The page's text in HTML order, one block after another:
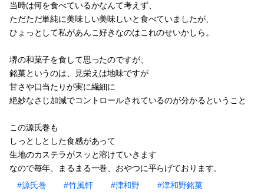
当時は何を食べているかなんて考えず、
ただただ単純に美味しい美味しいと食べていましたが、
ひょっとして私があんこ好きなのはこれのせいかしら。
堺の和菓子を食して思ったのですが、
銘菓というのは、見栄えは地味ですが
甘さや口当たりが実に繊細に
絶妙なさじ加減でコントロールされているのが分かるということ
この源氏巻も
しっとしとした食感があって
生地のカステラがスッと溶けていきます
なので毎年、まるまる一巻、おやつに平らげております。
#源氏巻
#竹風軒 #津和野 #津和野銘菓